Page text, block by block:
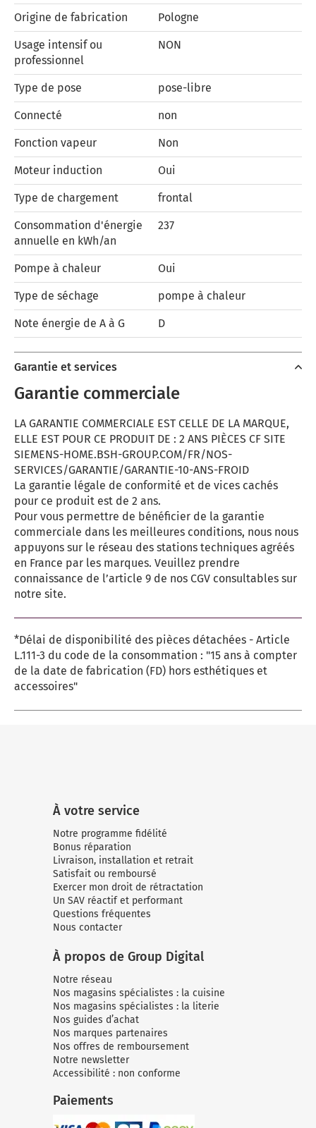
Origine de fabrication Pologne
Usage intensif ou
professionnel
NON
Type de pose pose-libre
Connecté non
Fonction vapeur Non
Moteur induction Oui
Type de chargement frontal
Consommation d'énergie
annuelle en kWh/an
237
Pompe à chaleur Oui
Type de séchage pompe à chaleur
Note énergie de A à G D
Garantie et services
Garantie commerciale
LA GARANTIE COMMERCIALE EST CELLE DE LA MARQUE,
ELLE EST POUR CE PRODUIT DE : 2 ANS PIÈCES CF SITE
SIEMENS-HOME.BSH-GROUP.COM/FR/NOS-
SERVICES/GARANTIE/GARANTIE-10-ANS-FROID
La garantie légale de conformité et de vices cachés
pour ce produit est de 2 ans.
Pour vous permettre de bénéficier de la garantie
commerciale dans les meilleures conditions, nous nous
appuyons sur le réseau des stations techniques agréés
en France par les marques. Veuillez prendre
connaissance de l’article 9 de nos CGV consultables sur
notre site.
*Délai de disponibilité des pièces détachées - Article
L.111-3 du code de la consommation : "15 ans à compter
de la date de fabrication (FD) hors esthétiques et
accessoires"
À votre service
Notre programme fidélité
Bonus réparation
Livraison, installation et retrait
Satisfait ou remboursé
Exercer mon droit de rétractation
Un SAV réactif et performant
Questions fréquentes
Nous contacter
À propos de Group Digital
Notre réseau
Nos magasins spécialistes : la cuisine
Nos magasins spécialistes : la literie
Nos guides d’achat
Nos marques partenaires
Nos offres de remboursement
Notre newsletter
Accessibilité : non conforme
Paiements